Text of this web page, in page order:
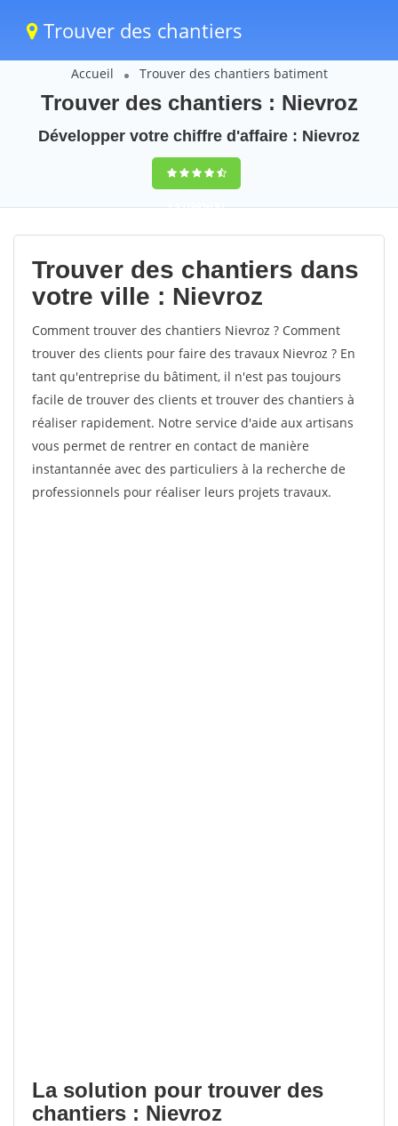
Trouver des chantiers
Accueil Trouver des chantiers batiment
Trouver des chantiers : Nievroz
Développer votre chiffre d'affaire : Nievroz
9,5(100%)61
votes
Trouver des chantiers dans
votre ville : Nievroz
Comment trouver des chantiers Nievroz ? Comment
trouver des clients pour faire des travaux Nievroz ? En
tant qu'entreprise du bâtiment, il n'est pas toujours
facile de trouver des clients et trouver des chantiers à
réaliser rapidement. Notre service d'aide aux artisans
vous permet de rentrer en contact de manière
instantannée avec des particuliers à la recherche de
professionnels pour réaliser leurs projets travaux.
La solution pour trouver des
chantiers : Nievroz